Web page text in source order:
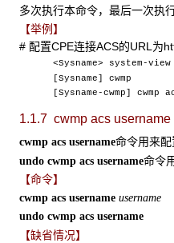
多次执行本命令，最后一次执
【举例】
# 配置CPE连接ACS的URL为
<Sysname> system-view
[Sysname] cwmp
[Sysname-cwmp]
1.1.7 cwmp acs username
cwmp acs username命令用来配
undo cwmp acs username命令
【命令】
cwmp acs username username
undo cwmp acs username
【缺省情况】